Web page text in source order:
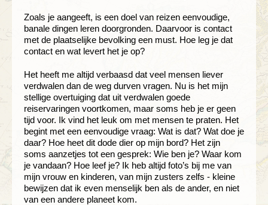
Zoals je aangeeft, is een doel van reizen eenvoudige,
banale dingen leren doorgronden. Daarvoor is contact
met de plaatselijke bevolking een must. Hoe leg je dat
contact en wat levert het je op?
Het heeft me altijd verbaasd dat veel mensen liever
verdwalen dan de weg durven vragen. Nu is het mijn
stellige overtuiging dat uit verdwalen goede
reiservaringen voortkomen, maar soms heb je er geen
tijd voor. Ik vind het leuk om met mensen te praten. Het
begint met een eenvoudige vraag: Wat is dat? Wat doe je
daar? Hoe heet dit dode dier op mijn bord? Het zijn
soms aanzetjes tot een gesprek: Wie ben je? Waar kom
je vandaan? Hoe leef je? Ik heb altijd foto’s bij me van
mijn vrouw en kinderen, van mijn zusters zelfs - kleine
bewijzen dat ik even menselijk ben als de ander, en niet
van een andere planeet kom.